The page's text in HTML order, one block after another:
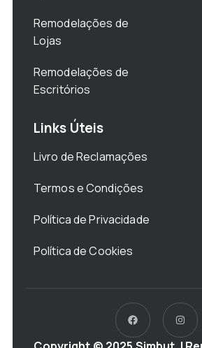
Remodelações de
Lojas
Remodelações de
Escritórios
Links Úteis
Livro de Reclamações
Termos e Condições
Política de Privacidade
Política de Cookies